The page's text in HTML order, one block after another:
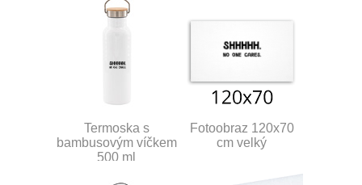
Termoska s
bambusovým víčkem
500 ml
Fotoobraz 120x70
cm velký